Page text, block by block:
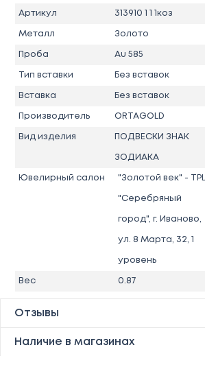
Артикул 313910 1 1 1коз
Металл Золото
Проба Au 585
Тип вставки Без вставок
Вставка Без вставок
Производитель ORTAGOLD
Вид изделия ПОДВЕСКИ ЗНАК
ЗОДИАКА
Ювелирный салон "Золотой век" - ТРЦ
"Серебряный
город", г. Иваново,
ул. 8 Марта, 32, 1
уровень
Вес 0.87
Отзывы
Наличие в магазинах